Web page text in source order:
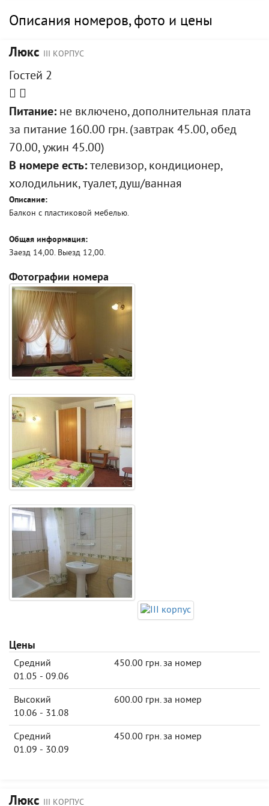
Описания номеров, фото и цены
Люкс III КОРПУС
Гостей 2
Питание: не включено, дополнительная плата
за питание 160.00 грн. (завтрак 45.00, обед
70.00, ужин 45.00)
В номере есть: телевизор, кондиционер,
холодильник, туалет, душ/ванная
Описание:
Балкон с пластиковой мебелью.
Общая информация:
Заезд 14,00. Выезд 12,00.
Фотографии номера
Цены
Средний
01.05 - 09.06
450.00 грн. за номер
Высокий
10.06 - 31.08
600.00 грн. за номер
Средний
01.09 - 30.09
450.00 грн. за номер
Люкс III КОРПУС